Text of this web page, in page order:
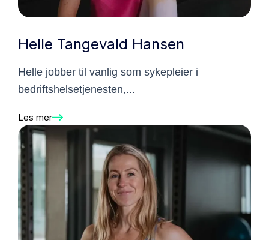
Helle Tangevald Hansen
Helle jobber til vanlig som sykepleier i
bedriftshelsetjenesten,...
Les mer